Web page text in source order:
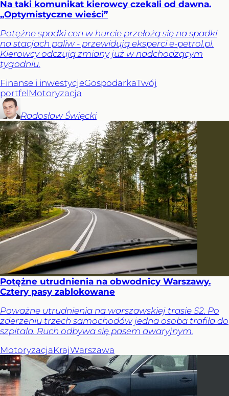
Na taki komunikat kierowcy czekali od dawna.
„Optymistyczne wieści”
Potężne spadki cen w hurcie przełożą się na spadki
na stacjach paliw - przewidują eksperci e-petrol.pl.
Kierowcy odczują zmiany już w nadchodzącym
tygodniu.
Finanse i inwestycjeGospodarkaTwój
portfelMotoryzacja
Radosław Święcki
Potężne utrudnienia na obwodnicy Warszawy.
Cztery pasy zablokowane
Poważne utrudnienia na warszawskiej trasie S2. Po
zderzeniu trzech samochodów jedna osoba trafiła do
szpitala. Ruch odbywa się pasem awaryjnym.
MotoryzacjaKrajWarszawa